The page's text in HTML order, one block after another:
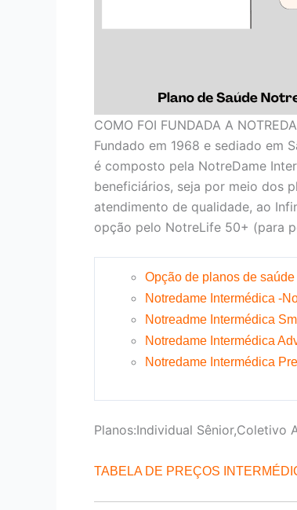
COMO FOI FUNDADA A
Fundado em 1968 e sediado em
é composto pela NotreDame
beneficiários, seja por meio dos
atendimento de qualidade, ao
opção pelo NotreLife 50+ (para
Opção de planos de
Notredame Intermédica -
Notreadme Intermédica
Notredame Intermédica
Notredame Intermédica
Planos:Individual Sênior,Coletivo
TABELA DE PREÇOS